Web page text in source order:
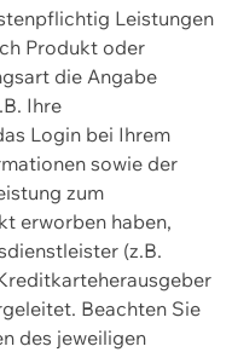
Leistungen
Produkt oder
die Angabe
Ihre
Login bei Ihrem
sowie der
zum
erworben haben,
(z.B.
Beachten Sie
des jeweiligen